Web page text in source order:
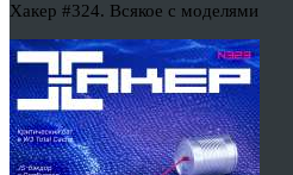
Хакер #324. Всякое с моделями